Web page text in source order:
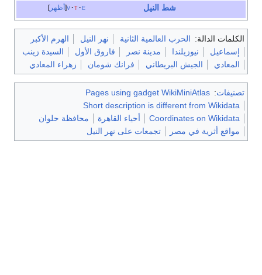
أظهر v t e شط النيل
الكلمات الدالة: الحرب العالمية الثانية نهر النيل
الهرم الأكبر
إسماعيل
نيوزيلندا مدينة نصر فاروق الأول
السيدة زينب
المعادي
الجيش البريطاني فرانك شومان زهراء المعادي
تصنيفات:
Pages using gadget WikiMiniAtlas
Short description is different from Wikidata
Coordinates on Wikidata
أحياء القاهرة
محافظة حلوان
مواقع أثرية في مصر
تجمعات على نهر النيل